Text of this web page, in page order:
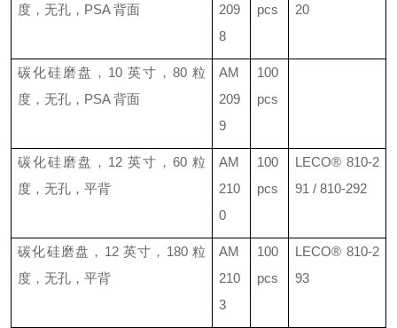
度，无孔， PSA背面
209
8
pcs
20
碳化硅磨盘， 10 英寸， 80 粒
度，无孔， PSA背面
AM
209
9
100
pcs
碳化硅磨盘， 12 英寸， 60 粒
度，无孔，平背
AM
210
0
100
pcs
LECO® 810-2
91 / 810-292
碳化硅磨盘， 12 英寸， 180粒
度，无孔，平背
AM
210
3
100
pcs
LECO® 810-2
93